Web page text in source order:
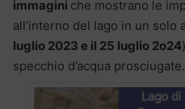
immagini che mostrano le
all’interno del lago in un solo
luglio 2023 e il 25 luglio 2o24
specchio d’acqua prosciugate.